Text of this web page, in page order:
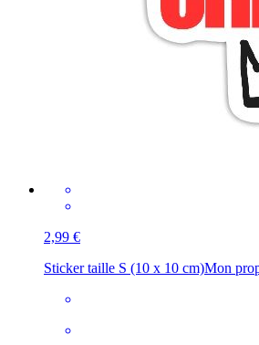
2,99 €
Sticker taille S (10 x 10 cm)Mon